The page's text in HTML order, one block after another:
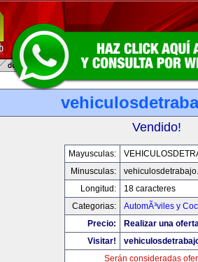
Vendido!
Mayusculas:
Minusculas:
Longitud:
18 caracteres
Categorias:
AutomÃ³viles y
Precio:
Realizar una
Visitar!
Serán consideradas